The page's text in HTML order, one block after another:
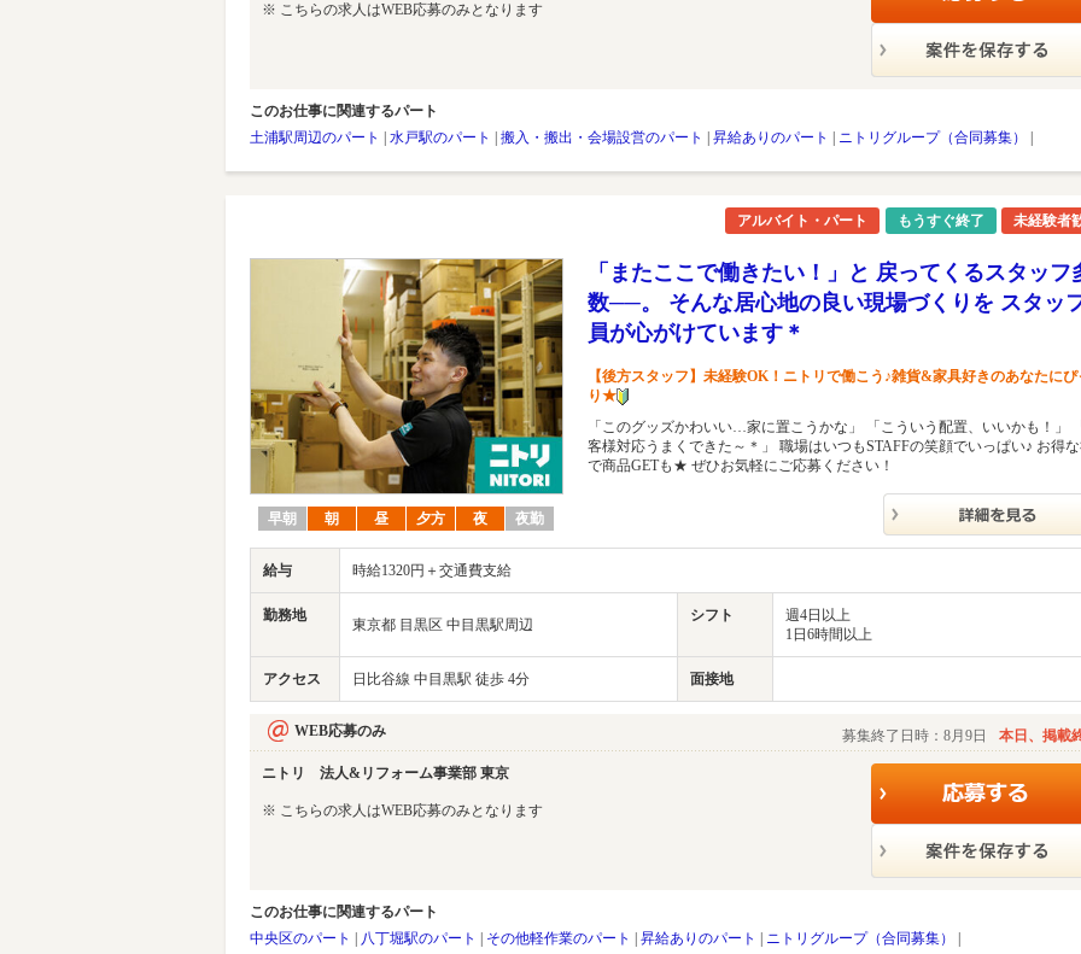
※ こちらの求人はWEB応募のみとなります
このお仕事に関連するパート
土浦駅周辺のパート
水戸駅のパート 搬入・搬出・会場設営のパート 昇給ありのパート ニトリグループ（合同募集）
アルバイト・パート もうすぐ終了 未経験者
早朝 朝 昼 夕方 夜 夜勤
「またここで働きたい！」と 戻ってくるスタッフ
数──。 そんな居心地の良い現場づくりを スタッ
員が心がけています＊
【後方スタッフ】未経験OK！ニトリで働こう♪雑貨&家具好きのあなたにぴ
り★
「このグッズかわいい…家に置こうかな」 「こういう配置、いいかも！」
客様対応うまくできた～＊」 職場はいつもSTAFFの笑顔でいっぱい♪ お得な
で商品GETも★ ぜひお気軽にご応募ください！
給与 時給1320円＋交通費支給
勤務地
東京都 目黒区 中目黒駅周辺
シフト
週4日以上
1日6時間以上
アクセス 日比谷線 中目黒駅 徒歩 4分 面接地
WEB応募のみ 募集終了日時：8月9日 本日、掲載
ニトリ 法人&リフォーム事業部 東京
※ こちらの求人はWEB応募のみとなります
このお仕事に関連するパート
中央区のパート
八丁堀駅のパート その他軽作業のパート 昇給ありのパート ニトリグループ（合同募集）